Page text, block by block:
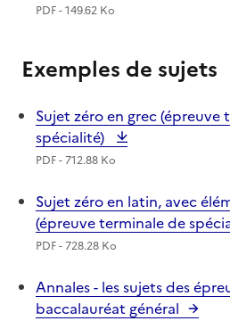
PDF - 149.62 Ko
Exemples de sujets
Sujet zéro en grec (épreuve
spécialité)
PDF - 712.88 Ko
Sujet zéro en latin, avec
(épreuve terminale de
PDF - 728.28 Ko
Annales - les sujets des
baccalauréat général